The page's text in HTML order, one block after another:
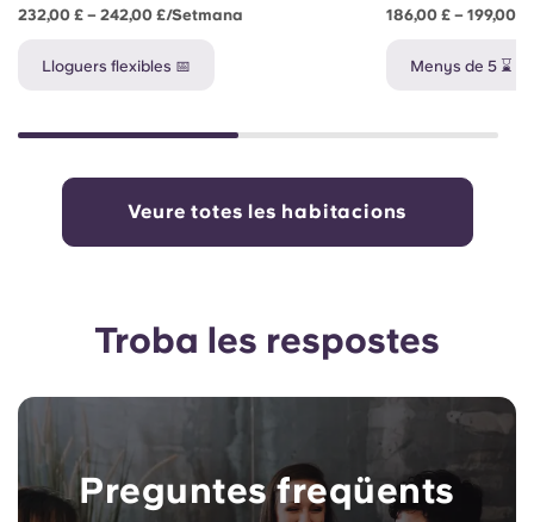
232,00 £ – 242,00 £/setmana
Lloguers flexibles 📅
186,00 £ – 199,00
Menys de 5 ⌛
Veure totes les habitacions
Troba les respostes
Preguntes freqüents